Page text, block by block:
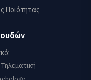
Ποιότητας